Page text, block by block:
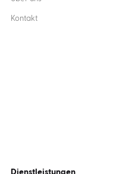
Kontakt
Dienstleistungen